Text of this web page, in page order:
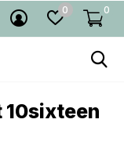
0 0
10sixteen